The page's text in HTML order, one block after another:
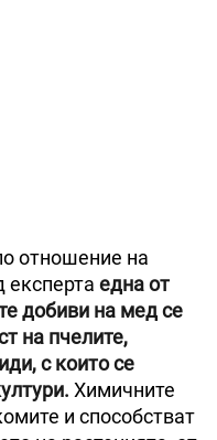
отношение на
експерта една от
добиви на мед се
на пчелите,
с които се
Химичните
и способстват